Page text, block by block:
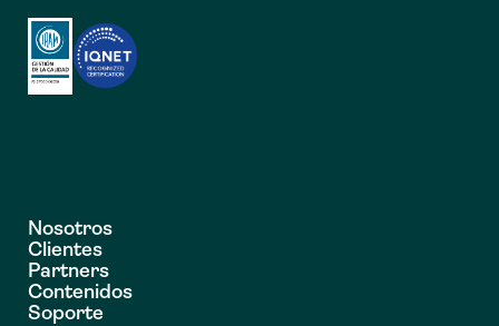
Nosotros
Clientes
Partners
Contenidos
Soporte